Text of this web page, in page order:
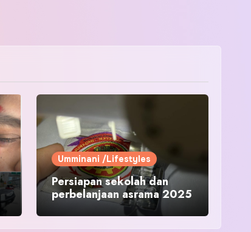
Umminani /Lifestyles
Persiapan sekolah dan
perbelanjaan asrama 2025